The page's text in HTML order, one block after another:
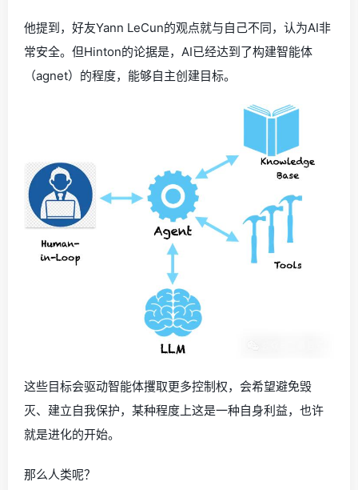
他提到，好友Yann LeCun的观点就与自己不同，认为AI非
常安全。但Hinton的论据是，AI已经达到了构建智能体
（agnet）的程度，能够自主创建目标。
这些目标会驱动智能体攫取更多控制权，会希望避免毁
灭、建立自我保护，某种程度上这是一种自身利益，也许
就是进化的开始。
那么人类呢？